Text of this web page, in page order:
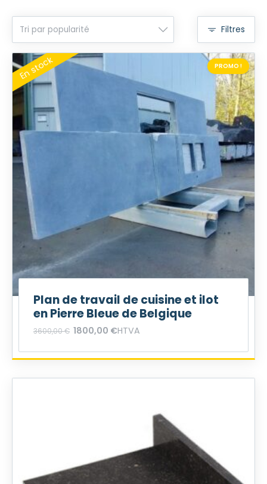
Filtres
PROMO !
Plan de travail de cuisine et ilot
en Pierre Bleue de Belgique
3600,00€
L
e
p
a
1800,00 €
L
e
p
l
HTVA